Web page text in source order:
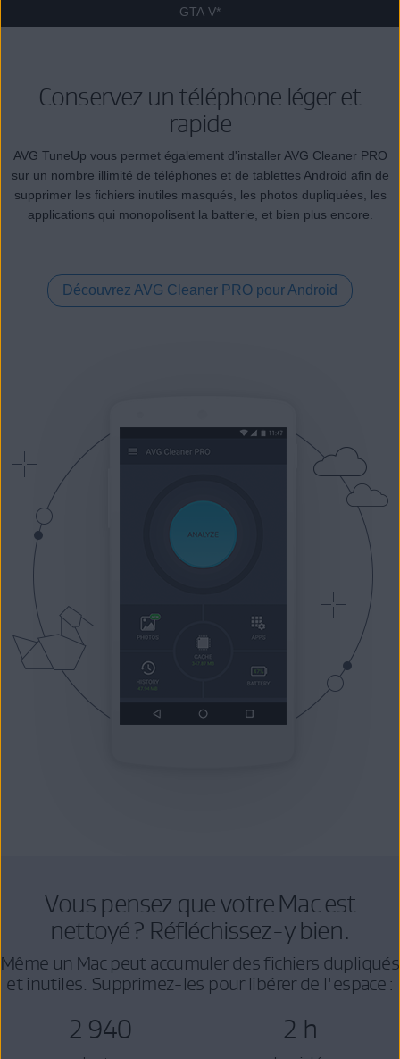
GTA V*
Conservez un téléphone léger et
rapide
AVG TuneUp vous permet également d'installer AVG Cleaner PRO
sur un nombre illimité de téléphones et de tablettes Android afin de
supprimer les fichiers inutiles masqués, les photos dupliquées, les
applications qui monopolisent la batterie, et bien plus encore.
Découvrez AVG Cleaner PRO pour Android
Vous pensez que votre Mac est
nettoyé ? Réfléchissez-y bien.
Même un Mac peut accumuler des fichiers dupliqués
et inutiles. Supprimez-les pour libérer de l'espace :
2 940 2 h